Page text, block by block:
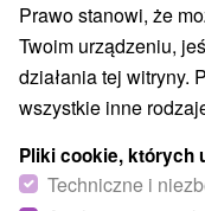
Prawo stanowi, że
Twoim urządzeniu,
działania tej witryny.
wszystkie inne
Pliki cookie, których
Techniczne i